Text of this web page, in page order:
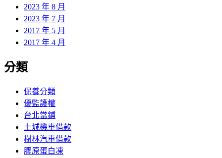
2023 年 8 月
2023 年 7 月
2017 年 5 月
2017 年 4 月
分類
保養分類
優監護權
台北當鋪
土城機車借款
樹林汽車借款
膠原蛋白凍